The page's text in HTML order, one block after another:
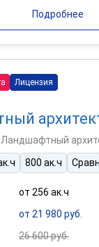
Подробнее
Лицензия
800 ак.ч
от 256 ак.ч
от 21 980 руб.
26 600 руб.